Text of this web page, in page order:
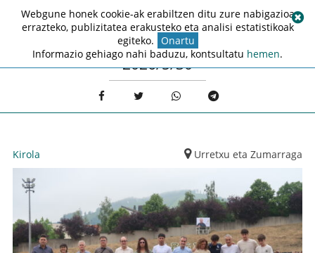
2026/5/30
Kirola Urretxu eta Zumarraga
Webgune honek cookie-ak erabiltzen ditu zure nabigazioa
errazteko, publizitatea erakusteko eta analisi estatistikoak
egiteko. Onartu
Informazio gehiago nahi baduzu, kontsultatu hemen.